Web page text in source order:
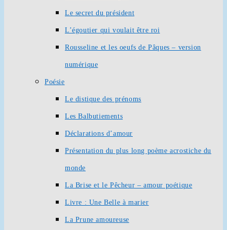
Le secret du président
L’égoutier qui voulait être roi
Rousseline et les oeufs de Pâques – version
numérique
Poésie
Le distique des prénoms
Les Balbutiements
Déclarations d’amour
Présentation du plus long poème acrostiche du
monde
La Brise et le Pêcheur – amour poétique
Livre : Une Belle à marier
La Prune amoureuse